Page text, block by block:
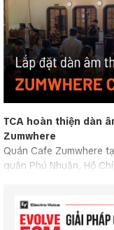
TCA hoàn thiện dàn
Zumwhere
Quán Cafe Zumwhere
quận Phú Nhuận, Hồ